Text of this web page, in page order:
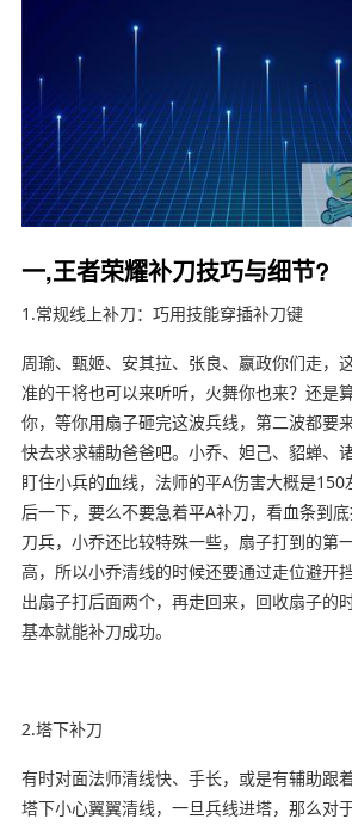
一,王者荣耀补刀技巧与细节?
1.常规线上补刀：巧用技能穿插补刀键
周瑜、甄姬、安其拉、张良、嬴政你们走，
准的干将也可以来听听，火舞你也来？还是
你，等你用扇子砸完这波兵线，第二波都要
快去求求辅助爸爸吧。小乔、妲己、貂蝉、
盯住小兵的血线，法师的平A伤害大概是
后一下，要么不要急着平A补刀，看血条到
刀兵，小乔还比较特殊一些，扇子打到的第
高，所以小乔清线的时候还要通过走位避开
出扇子打后面两个，再走回来，回收扇子的
基本就能补刀成功。
2.塔下补刀
有时对面法师清线快、手长，或是有辅助跟
塔下小心翼翼清线，一旦兵线进塔，那么对